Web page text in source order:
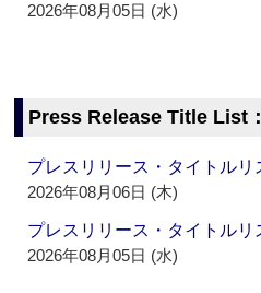
2026年08月05日 (水)
Press Release Title List
プレスリリース・タイトル
2026年08月06日 (木)
プレスリリース・タイトル
2026年08月05日 (水)